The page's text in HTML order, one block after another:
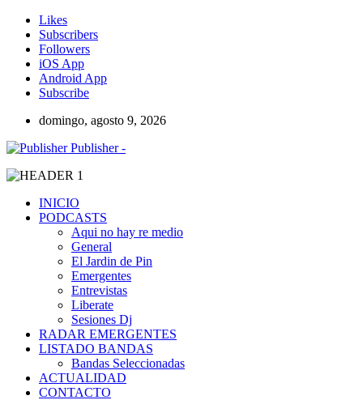
Likes
Subscribers
Followers
iOS App
Android App
Subscribe
domingo, agosto 9, 2026
Publisher -
INICIO
PODCASTS
Aqui no hay re medio
General
El Jardin de Pin
Emergentes
Entrevistas
Liberate
Sesiones Dj
RADAR EMERGENTES
LISTADO BANDAS
Bandas Seleccionadas
ACTUALIDAD
CONTACTO